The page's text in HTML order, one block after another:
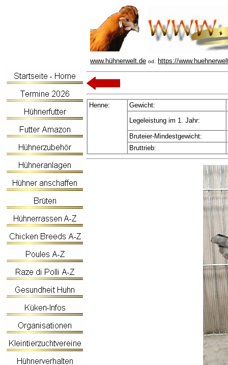
www.hühnerwelt.de od. https://
Henne:
Gewicht:
Legeleistung im 1. Jahr:
Bruteier-Mindestgewicht:
Bruttrieb: